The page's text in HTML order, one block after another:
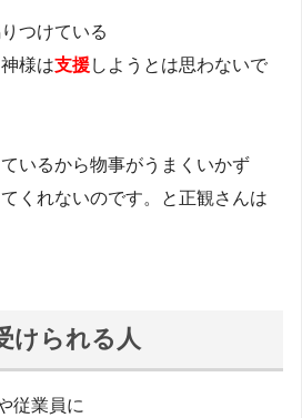
つけている
様は支援しようとは思わないで
いるから物事がうまくいかず
くれないのです。と正観さんは
けられる人
従業員に